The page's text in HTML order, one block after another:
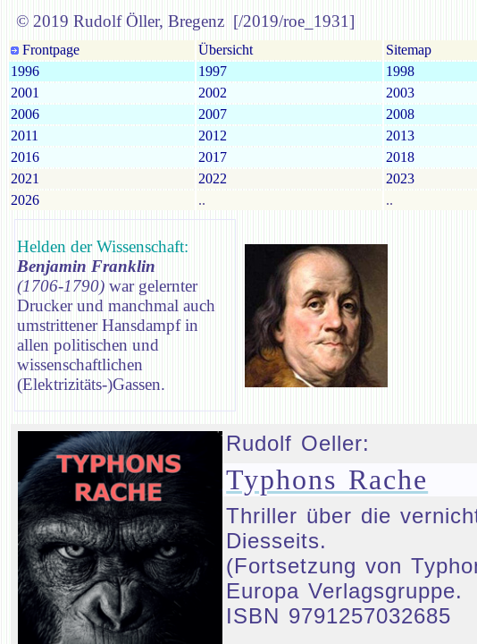
© 2019 Rudolf Öller, Bregenz [/2019/roe_1931]
Frontpage Übersicht Sitemap
1996
1997 1998
2001
2002 2003
2006
2007 2008
2011
2012 2013
2016
2017 2018
2021
2022 2023
2026
.. ..
Helden der Wissenschaft:
Benjamin Franklin
(1706-1790) war gelernter
Drucker und manchmal auch
umstrittener Hansdampf in
allen politischen und
wissenschaftlichen
(Elektrizitäts-)Gassen.
Rudolf Oeller:
Typhons Rache
Thriller über die
Diesseits.
(Fortsetzung von
Europa Verlagsgruppe.
ISBN 9791257032685